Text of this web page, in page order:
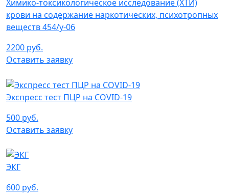
Химико-токсикологическое исследование (ХТИ)
крови на содержание наркотических, психотропных
веществ 454/у-06
2200 руб.
Оставить заявку
Экспресс тест ПЦР на COVID-19
500 руб.
Оставить заявку
ЭКГ
600 руб.